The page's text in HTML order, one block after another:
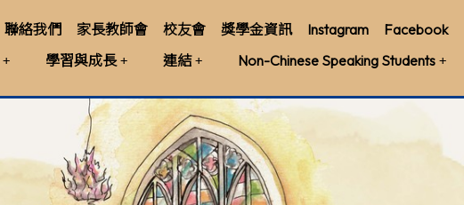
聯絡我們 家長教師會 校友會 獎學金資訊 Instagram
Facebook
學習與成長 連結 Non-Chinese Speaking Students